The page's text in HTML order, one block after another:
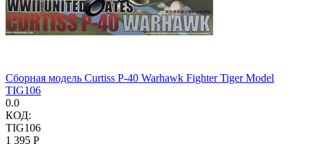
Сборная модель Curtiss P-40 Warhawk Fighter Tiger Model
TIG106
0.0
КОД:
TIG106
1 395 Р